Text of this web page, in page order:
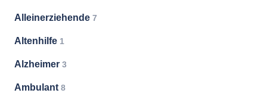
Alleinerziehende 7
Altenhilfe 1
Alzheimer 3
Ambulant 8